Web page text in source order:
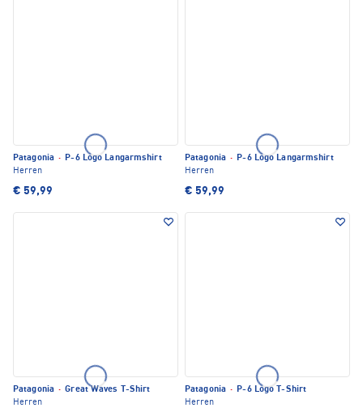
Patagonia · P-6 Logo Langarmshirt
Herren
€ 59,99
Patagonia · P-6 Logo Langarmshirt
Herren
€ 59,99
Patagonia · Great Waves T-Shirt
Herren
Patagonia · P-6 Logo T-Shirt
Herren